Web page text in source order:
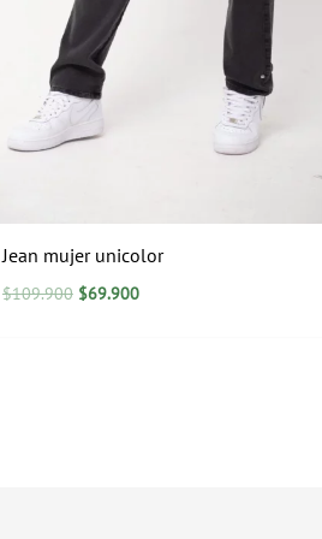
Jean mujer unicolor
$109.900 $69.900